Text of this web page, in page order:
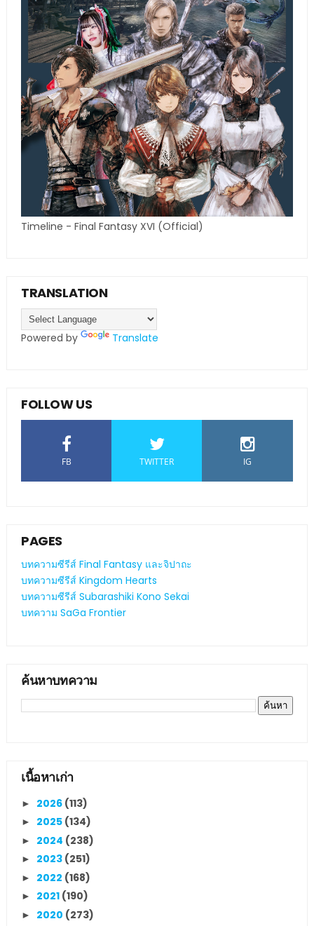
Timeline - Final Fantasy XVI (Official)
TRANSLATION
Powered by Translate
FOLLOW US
FB TWITTER IG
PAGES
บทความซีรีส์ Final Fantasy และจิปาถะ
บทความซีรีส์ Kingdom Hearts
บทความซีรีส์ Subarashiki Kono Sekai
บทความ SaGa Frontier
ค้นหาบทความ
เนื้อหาเก่า
► 2026 (113)
► 2025 (134)
► 2024 (238)
► 2023 (251)
► 2022 (168)
► 2021 (190)
► 2020 (273)